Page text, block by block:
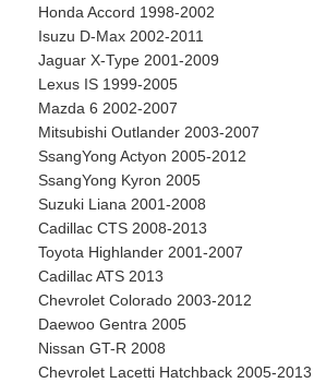
Honda Accord 1998-2002
Isuzu D-Max 2002-2011
Jaguar X-Type 2001-2009
Lexus IS 1999-2005
Mazda 6 2002-2007
Mitsubishi Outlander 2003-2007
SsangYong Actyon 2005-2012
SsangYong Kyron 2005
Suzuki Liana 2001-2008
Cadillac CTS 2008-2013
Toyota Highlander 2001-2007
Cadillac ATS 2013
Chevrolet Colorado 2003-2012
Daewoo Gentra 2005
Nissan GT-R 2008
Chevrolet Lacetti Hatchback 2005-2013